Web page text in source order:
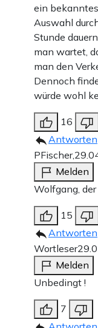
ein
Auswahl
Stunde
man wartet,
man den
Dennoch
würde wohl
16
Antworten
PFischer,
Melden
Wolfgang, der
15
Antworten
Wortleser
Melden
Unbedingt !
7